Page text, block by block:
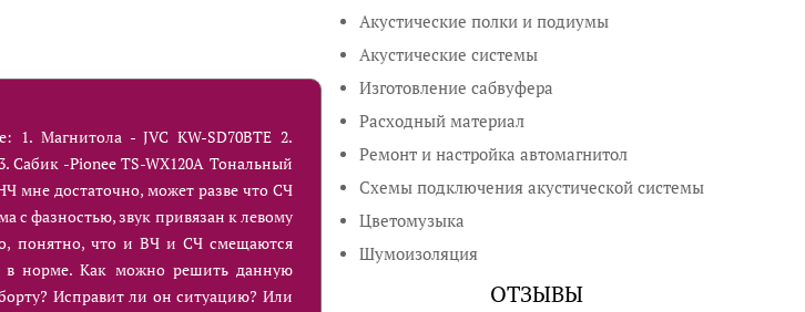
Магнитола - JVC KW-SD70BTE 2.
Сабик -Pionee TS-WX120A Тональный
мне достаточно, может разве что СЧ
с фазностью, звук привязан к левому
понятно, что и ВЧ и СЧ смещаются
в норме. Как можно решить данную
Исправит ли он ситуацию? Или
Акустические полки и подиумы
Акустические системы
Изготовление сабвуфера
Расходный материал
Ремонт и настройка автомагнитол
Схемы подключения акустической системы
Цветомузыка
Шумоизоляция
ОТЗЫВЫ